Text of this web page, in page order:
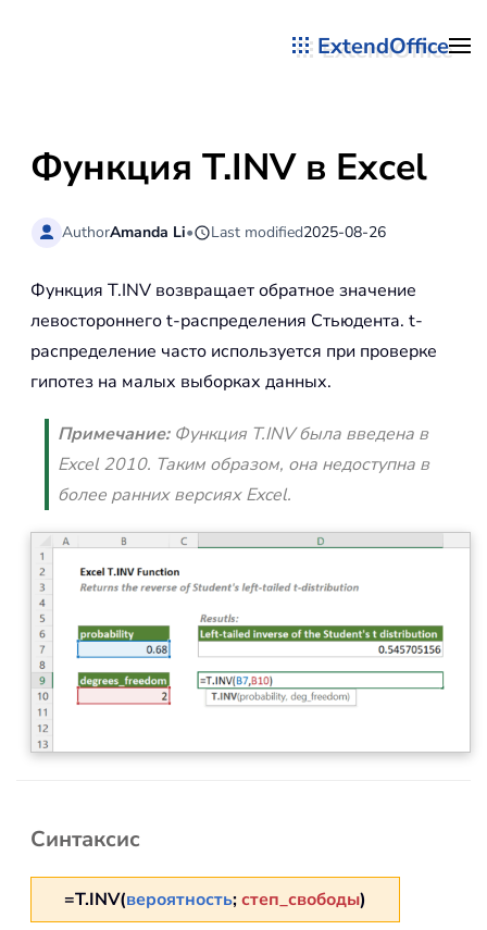
ExtendOffice
Функция T.INV в Excel
AuthorAmanda Li• Last modified2025-08-26
Функция T.INV возвращает обратное значение
левостороннего t-распределения Стьюдента. t-
распределение часто используется при проверке
гипотез на малых выборках данных.
Примечание:Функция T.INV была введена в
Excel 2010. Таким образом, она недоступна в
более ранних версиях Excel.
Синтаксис
=T.INV(вероятность;степ_свободы)